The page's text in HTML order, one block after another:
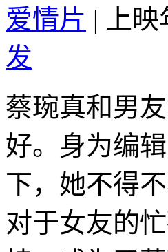
爱情片 | 上
发
蔡琬真和男
好。身为编
下，她不得
对于女友的